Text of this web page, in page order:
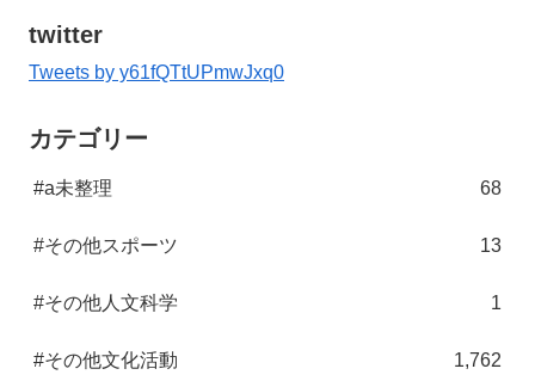
twitter
Tweets by y61fQTtUPmwJxq0
カテゴリー
#a未整理 68
#その他スポーツ 13
#その他人文科学 1
#その他文化活動 1,762